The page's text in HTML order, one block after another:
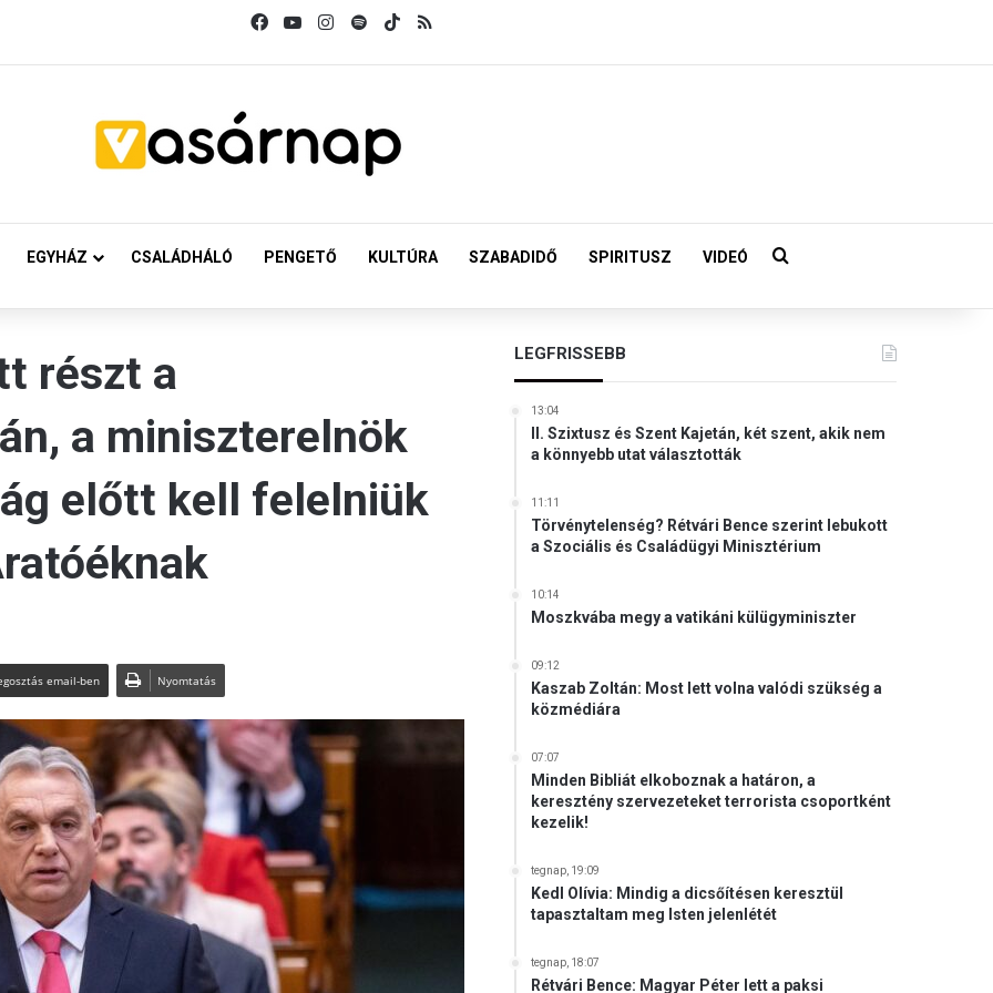
FacebookYouTubeInstagram
SpotifyTikTok
EGYHÁZ CSALÁDHÁLÓ PENGETŐ KULTÚRA SZABADIDŐ SPIRITUSZ VIDEÓ Keresés:
részt a
a miniszterelnök
előtt kell felelniük
email-ben Nyomtatás
LEGFRISSEBB
13:04
II. Szixtusz és Szent Kajetán, két szent, akik nem
a könnyebb utat választották
11:11
Törvénytelenség? Rétvári Bence szerint lebukott
a Szociális és Családügyi Minisztérium
10:14
Moszkvába megy a vatikáni külügyminiszter
09:12
Kaszab Zoltán: Most lett volna valódi szükség a
közmédiára
07:07
Minden Bibliát elkoboznak a határon, a
keresztény szervezeteket terrorista csoportként
kezelik!
tegnap, 19:09
Kedl Olívia: Mindig a dicsőítésen keresztül
tapasztaltam meg Isten jelenlétét
tegnap, 18:07
Rétvári Bence: Magyar Péter lett a paksi